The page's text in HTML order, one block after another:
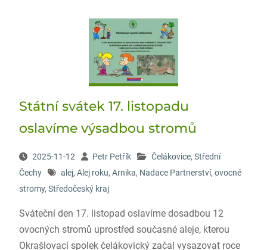
Státní svátek 17. listopadu
oslavíme výsadbou stromů
2025-11-12 Petr Petřík Čelákovice, Střední
Čechy
alej, Alej roku, Arnika, Nadace Partnerství, ovocné
stromy, Středočeský kraj
Sváteční den 17. listopad oslavíme dosadbou 12
ovocných stromů uprostřed současné aleje, kterou
Okrašlovací spolek čelákovický začal vysazovat roce